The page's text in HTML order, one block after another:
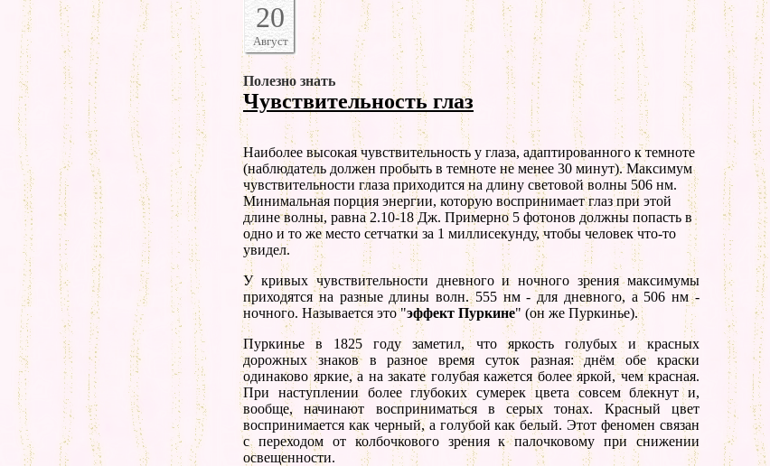
20
Август
Полезно знать
Чувствительность глаз
Hаиболее высокая чувствительность у глаза, адаптированного к темноте
(наблюдатель должен пробыть в темноте не менее 30 минут). Максимум
чувствительности глаза приходится на длину световой волны 506 нм.
Минимальная порция энергии, которую воспринимает глаз при этой
длине волны, равна 2.10-18 Дж. Примерно 5 фотонов должны попасть в
одно и то же место сетчатки за 1 миллисекунду, чтобы человек что-то
увидел.
У кривых чувствительности дневного и ночного зрения максимумы
приходятся на разные длины волн. 555 нм - для дневного, а 506 нм -
ночного. Hазывается это "эффект Пуркине" (он же Пуркинье).
Пуркинье в 1825 году заметил, что яркость голубых и красных
дорожных знаков в разное время суток разная: днём обе краски
одинаково яркие, а на закате голубая кажется более яркой, чем красная.
При наступлении более глубоких сумерек цвета совсем блекнут и,
вообще, начинают восприниматься в серых тонах. Красный цвет
воспринимается как черный, а голубой как белый. Этот феномен связан
с переходом от колбочкового зрения к палочковому при снижении
освещенности.